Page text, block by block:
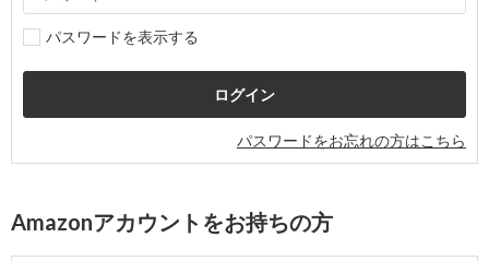
パスワードを表示する
パスワードをお忘れの方はこちら
Amazonアカウントをお持ちの方